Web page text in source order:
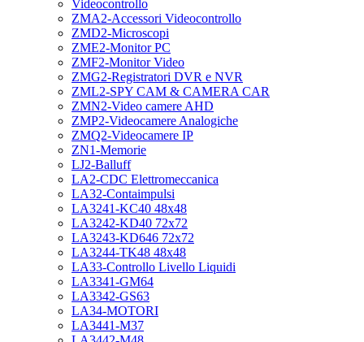
Videocontrollo
ZMA2-Accessori Videocontrollo
ZMD2-Microscopi
ZME2-Monitor PC
ZMF2-Monitor Video
ZMG2-Registratori DVR e NVR
ZML2-SPY CAM & CAMERA CAR
ZMN2-Video camere AHD
ZMP2-Videocamere Analogiche
ZMQ2-Videocamere IP
ZN1-Memorie
LJ2-Balluff
LA2-CDC Elettromeccanica
LA32-Contaimpulsi
LA3241-KC40 48x48
LA3242-KD40 72x72
LA3243-KD646 72x72
LA3244-TK48 48x48
LA33-Controllo Livello Liquidi
LA3341-GM64
LA3342-GS63
LA34-MOTORI
LA3441-M37